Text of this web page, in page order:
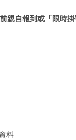
親自報到或「限時
料